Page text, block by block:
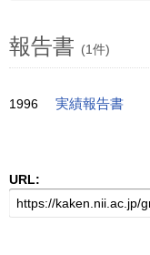
報告書 (1件)
1996 実績報告書
URL: